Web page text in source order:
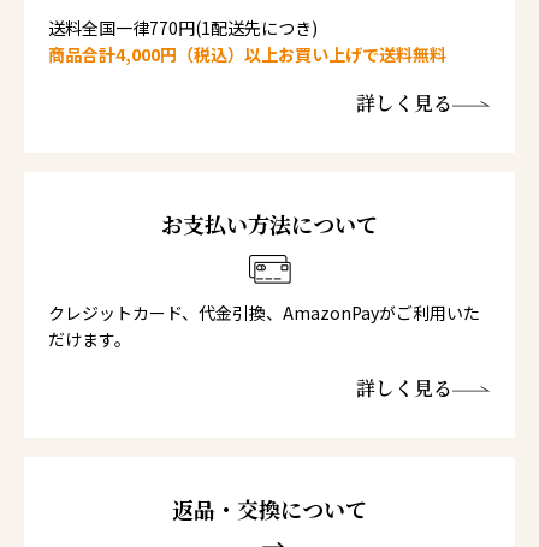
送料全国一律770円(1配送先につき)
商品合計4,000円（税込）以上お買い上げで送料無料
詳しく見る
お支払い方法について
クレジットカード、代金引換、AmazonPayがご利用いた
だけます。
詳しく見る
返品・交換について